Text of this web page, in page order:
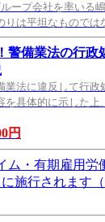
ープ会社を率いる
りは平坦なものでは
警備業法の行政
業法に違反して行政
を具体的に示した上
円
ム・有期雇用労
に施行されます